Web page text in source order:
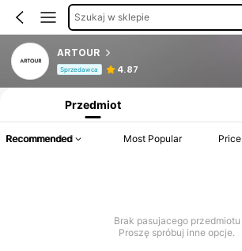
Szukaj w sklepie
ARTOUR
Sprzedawca 4.87
Przedmiot
Recommended Most Popular Price
Brak pasujacego przedmiotu
Proszę spróbuj inne opcje.